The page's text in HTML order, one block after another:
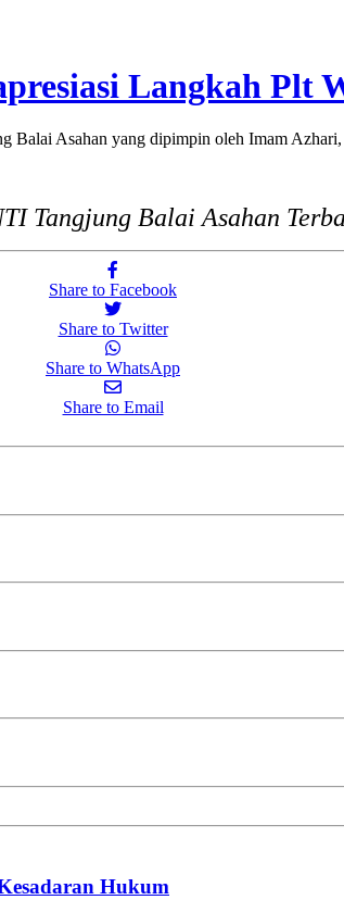
Langkah Plt
Asahan yang dipimpin oleh Imam Azhari,
Tangjung Balai Asahan
Share to Facebook
Share to Twitter
Share to WhatsApp
Share to Email
Hukum